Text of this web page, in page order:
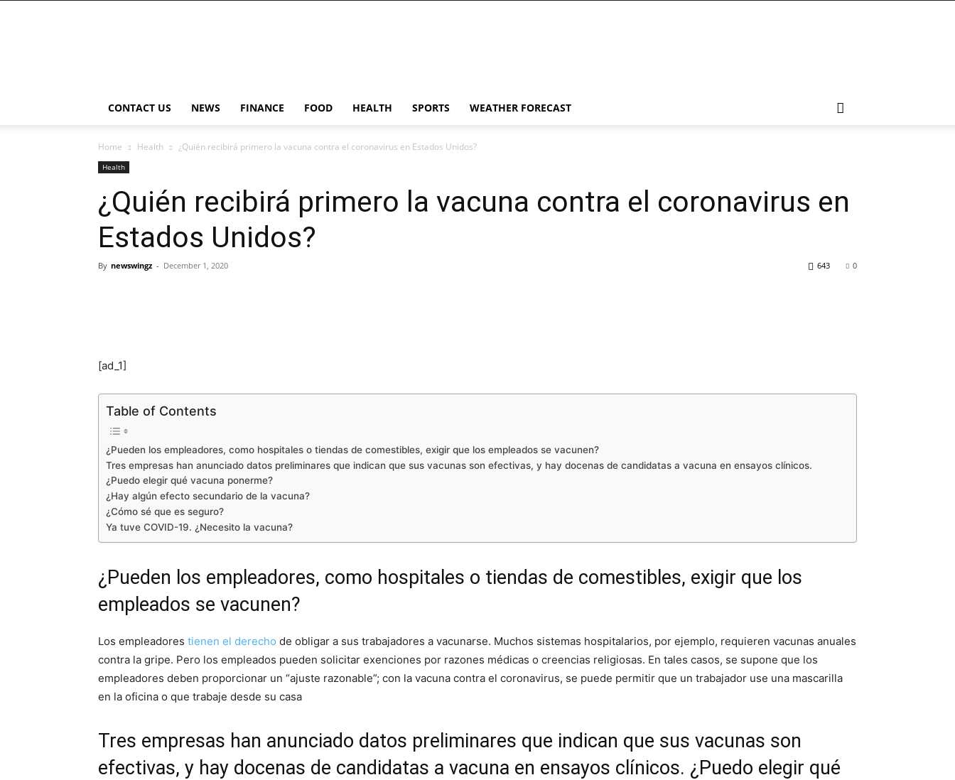
CONTACT US NEWS FINANCE FOOD HEALTH SPORTS WEATHER FORECAST
Home Health ¿Quién recibirá primero la vacuna contra el coronavirus en Estados Unidos?
Health
¿Quién recibirá primero la vacuna contra el coronavirus en
Estados Unidos?
By newswingz - December 1, 2020 0
643
[ad_1]
Table of Contents
¿Pueden los empleadores, como hospitales o tiendas de comestibles, exigir que los empleados se vacunen?
Tres empresas han anunciado datos preliminares que indican que sus vacunas son efectivas, y hay docenas de candidatas a vacuna en ensayos clínicos.
¿Puedo elegir qué vacuna ponerme?
¿Hay algún efecto secundario de la vacuna?
¿Cómo sé que es seguro?
Ya tuve COVID-19. ¿Necesito la vacuna?
¿Pueden los empleadores, como hospitales o tiendas de comestibles, exigir que los
empleados se vacunen?
Los empleadores tienen el derecho de obligar a sus trabajadores a vacunarse. Muchos sistemas hospitalarios, por ejemplo, requieren vacunas anuales
contra la gripe. Pero los empleados pueden solicitar exenciones por razones médicas o creencias religiosas. En tales casos, se supone que los
empleadores deben proporcionar un “ajuste razonable”; con la vacuna contra el coronavirus, se puede permitir que un trabajador use una mascarilla
en la oficina o que trabaje desde su casa
Tres empresas han anunciado datos preliminares que indican que sus vacunas son
efectivas, y hay docenas de candidatas a vacuna en ensayos clínicos. ¿Puedo elegir qué